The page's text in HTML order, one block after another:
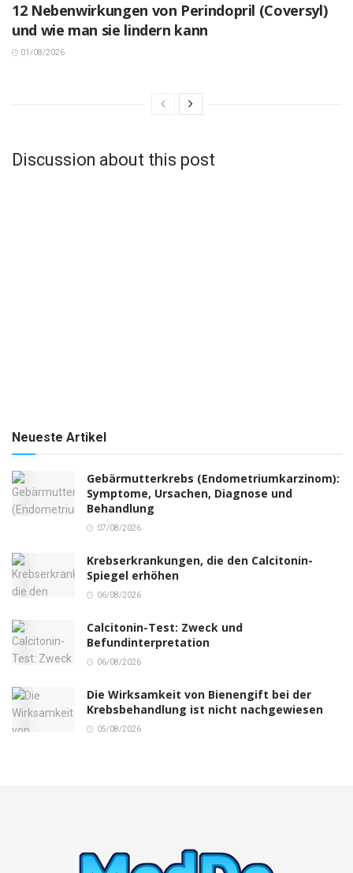
12 Nebenwirkungen von Perindopril (Coversyl)
und wie man sie lindern kann
01/08/2026
Discussion about this post
Neueste Artikel
Gebärmutterkrebs (Endometriumkarzinom):
Symptome, Ursachen, Diagnose und
Behandlung
07/08/2026
Krebserkrankungen, die den Calcitonin-
Spiegel erhöhen
06/08/2026
Calcitonin-Test: Zweck und
Befundinterpretation
06/08/2026
Die Wirksamkeit von Bienengift bei der
Krebsbehandlung ist nicht nachgewiesen
05/08/2026